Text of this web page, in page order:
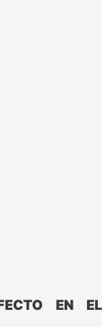
EN EL